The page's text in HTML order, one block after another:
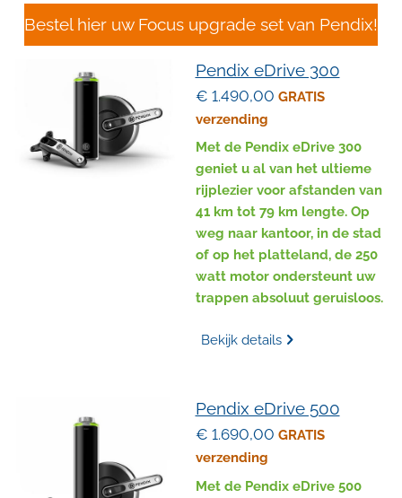
Bestel hier uw Focus upgrade set van Pendix!
Pendix eDrive 300
€ 1.490,00 GRATIS
verzending
Met de Pendix eDrive 300
geniet u al van het ultieme
rijplezier voor afstanden van
41 km tot 79 km lengte. Op
weg naar kantoor, in de stad
of op het platteland, de 250
watt motor ondersteunt uw
trappen absoluut geruisloos.
Bekijk details
Pendix eDrive 500
€ 1.690,00 GRATIS
verzending
Met de Pendix eDrive 500